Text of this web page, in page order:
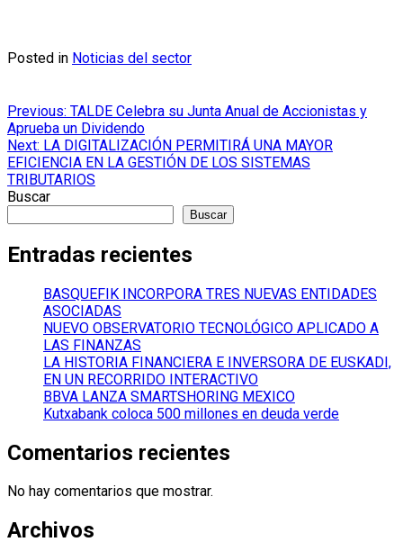
Posted in Noticias del sector
Navegación
de
entradas
Previous: TALDE Celebra su Junta Anual de Accionistas y
Aprueba un Dividendo
Next: LA DIGITALIZACIÓN PERMITIRÁ UNA MAYOR
EFICIENCIA EN LA GESTIÓN DE LOS SISTEMAS
TRIBUTARIOS
Buscar
Buscar
Entradas recientes
BASQUEFIK INCORPORA TRES NUEVAS ENTIDADES
ASOCIADAS
NUEVO OBSERVATORIO TECNOLÓGICO APLICADO A
LAS FINANZAS
LA HISTORIA FINANCIERA E INVERSORA DE EUSKADI,
EN UN RECORRIDO INTERACTIVO
BBVA LANZA SMARTSHORING MEXICO
Kutxabank coloca 500 millones en deuda verde
Comentarios recientes
No hay comentarios que mostrar.
Archivos